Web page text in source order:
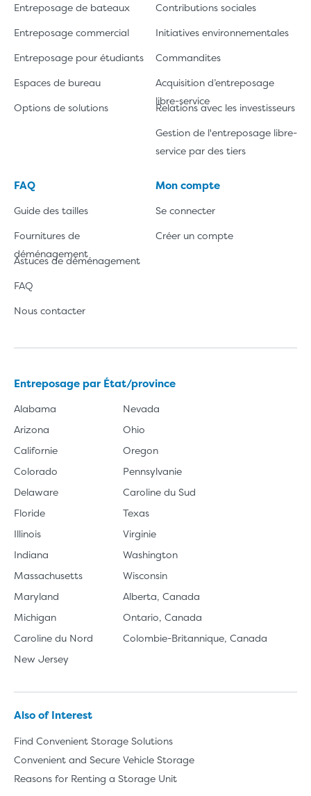
Entreposage de bateaux
Entreposage commercial
Entreposage pour étudiants
Espaces de bureau
Options de solutions
Contributions sociales
Initiatives environnementales
Commandites
Acquisition d’entreposage
libre-service
Relations avec les investisseurs
Gestion de l'entreposage libre-
service par des tiers
FAQ
Guide des tailles
Fournitures de
déménagement
Astuces de déménagement
FAQ
Nous contacter
Mon compte
Se connecter
Créer un compte
Entreposage par État/province
Alabama
Arizona
Californie
Colorado
Delaware
Floride
Illinois
Indiana
Massachusetts
Maryland
Michigan
Caroline du Nord
New Jersey
Nevada
Ohio
Oregon
Pennsylvanie
Caroline du Sud
Texas
Virginie
Washington
Wisconsin
Alberta, Canada
Ontario, Canada
Colombie-Britannique, Canada
Also of Interest
Find Convenient Storage Solutions
Convenient and Secure Vehicle Storage
Reasons for Renting a Storage Unit